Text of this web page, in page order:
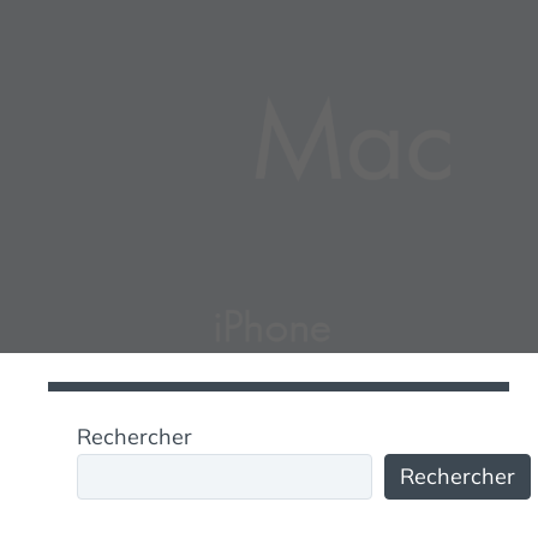
Rechercher
Rechercher